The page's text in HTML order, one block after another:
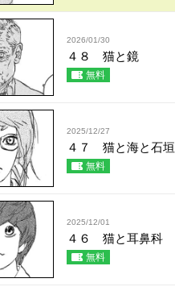
2026/01/30
４８ 猫と鏡
無料
2025/12/27
４７ 猫と海と石垣
無料
2025/12/01
４６ 猫と耳鼻科
無料